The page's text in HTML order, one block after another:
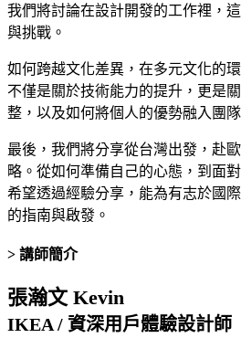
我們將討論在設計開發的工作裡，
與挑戰。
如何跨越文化差異，在多元文化的
不僅是關於技術能力的提升，更是
整，以及如何將個人的優勢融入團隊
最後，我們將分享從台灣出發，赴
略。從如何準備自己的心態，到面
希望透過經驗分享，能為有志於國
的指南與啟發。
> 講師簡介
張瀚文 Kevin
IKEA / 資深用戶體驗設計師